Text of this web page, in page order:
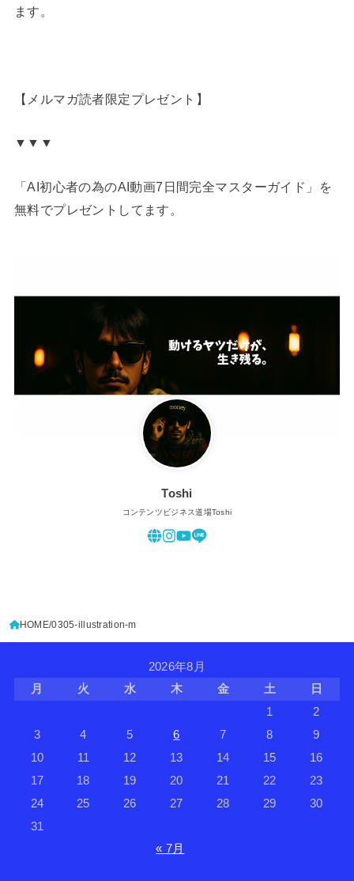
ます。
【メルマガ読者限定プレゼント】
▼▼▼
「AI初心者の為のAI動画7日間完全マスターガイド」を
無料でプレゼントしてます。
Toshi
コンテンツビジネス道場Toshi
HOME 0305-illustration-m
2026年8月
月
火 水 木 金 土
日
1
2
3
4 5 6 7 8
9
10
11 12 13 14 15
16
17
18 19 20 21 22
23
24
25 26 27 28 29
30
31
« 7月